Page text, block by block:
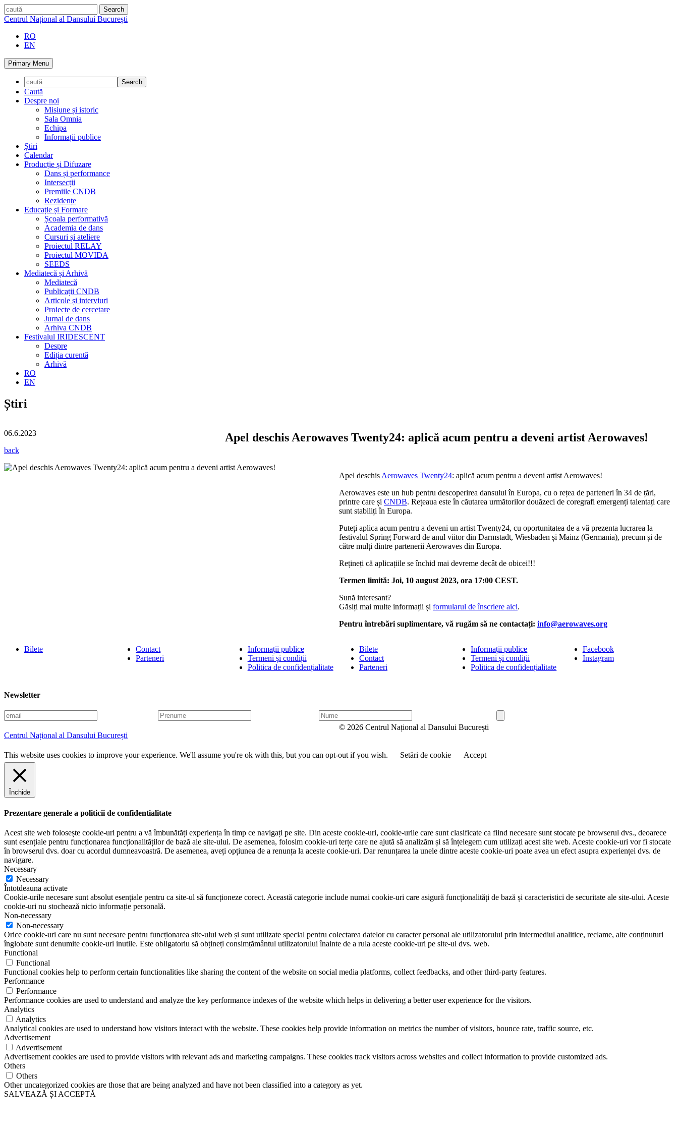
Skip
to
caută
Centrul Național al Dansului București
RO
EN
Primary Menu
Caută
Despre noi
Misiune și istoric
Sala Omnia
Echipa
Informații publice
Știri
Calendar
Producție și Difuzare
Dans și performance
Intersecții
Premiile CNDB
Rezidențe
Educație și Formare
Școala performativă
Academia de dans
Cursuri și ateliere
Proiectul RELAY
Proiectul MOVIDA
SEEDS
Mediatecă și Arhivă
Mediatecă
Publicații CNDB
Articole și interviuri
Proiecte de cercetare
Jurnal de dans
Arhiva CNDB
Festivalul IRIDESCENT
Despre
Ediția curentă
Arhivă
RO
EN
Știri
06.6.2023
back
Apel deschis Aerowaves Twenty24: aplică acum pentru a deveni artist Aerowaves!
Apel deschis Aerowaves Twenty24: aplică acum pentru a deveni artist Aerowaves!
Aerowaves este un hub pentru descoperirea dansului în Europa, cu o rețea de parteneri în 34 de țări,
printre care și CNDB. Rețeaua este în căutarea următorilor douăzeci de coregrafi emergenți talentați care
sunt stabiliți în Europa.
Puteți aplica acum pentru a deveni un artist Twenty24, cu oportunitatea de a vă prezenta lucrarea la
festivalul Spring Forward de anul viitor din Darmstadt, Wiesbaden și Mainz (Germania), precum și de
către mulți dintre partenerii Aerowaves din Europa.
Rețineți că aplicațiile se închid mai devreme decât de obicei!!!
Termen limită: Joi, 10 august 2023, ora 17:00 CEST.
Sună interesant?
Găsiți mai multe informații și formularul de înscriere aici.
Pentru întrebări suplimentare, vă rugăm să ne contactați: info@aerowaves.org
Bilete
Contact
Parteneri
Informații publice
Termeni și condiții
Politica de confidențialitate
Bilete
Contact
Parteneri
Informații publice
Termeni și condiții
Politica de confidențialitate
Facebook
Instagram
Newsletter
E
m
a
i
l
P
r
u
m
N
u
Centrul Național al Dansului București
© 2026 Centrul Național al Dansului București
This website uses cookies to improve your experience. We'll assume you're ok with this, but you can opt-out if you wish. Setări de cookie Accept
Închide
Prezentare generale a politicii de confidentialitate
Acest site web folosește cookie-uri pentru a vă îmbunătăți experiența în timp ce navigați pe site. Din aceste cookie-uri, cookie-urile care sunt clasificate ca fiind necesare sunt stocate pe browserul dvs., deoarece
sunt esențiale pentru funcționarea funcționalităților de bază ale site-ului. De asemenea, folosim cookie-uri terțe care ne ajută să analizăm și să înțelegem cum utilizați acest site web. Aceste cookie-uri vor fi stocate
în browserul dvs. doar cu acordul dumneavoastră. De asemenea, aveți opțiunea de a renunța la aceste cookie-uri. Dar renunțarea la unele dintre aceste cookie-uri poate avea un efect asupra experienței dvs. de
navigare.
Necessary
Necessary
Întotdeauna activate
Cookie-urile necesare sunt absolut esențiale pentru ca site-ul să funcționeze corect. Această categorie include numai cookie-uri care asigură funcționalități de bază și caracteristici de securitate ale site-ului. Aceste
cookie-uri nu stochează nicio informație personală.
Non-necessary
Non-necessary
Orice cookie-uri care nu sunt necesare pentru funcționarea site-ului web și sunt utilizate special pentru colectarea datelor cu caracter personal ale utilizatorului prin intermediul analitice, reclame, alte conținuturi
înglobate sunt denumite cookie-uri inutile. Este obligatoriu să obțineți consimțământul utilizatorului înainte de a rula aceste cookie-uri pe site-ul dvs. web.
Functional
Functional
Functional cookies help to perform certain functionalities like sharing the content of the website on social media platforms, collect feedbacks, and other third-party features.
Performance
Performance
Performance cookies are used to understand and analyze the key performance indexes of the website which helps in delivering a better user experience for the visitors.
Analytics
Analytics
Analytical cookies are used to understand how visitors interact with the website. These cookies help provide information on metrics the number of visitors, bounce rate, traffic source, etc.
Advertisement
Advertisement
Advertisement cookies are used to provide visitors with relevant ads and marketing campaigns. These cookies track visitors across websites and collect information to provide customized ads.
Others
Others
Other uncategorized cookies are those that are being analyzed and have not been classified into a category as yet.
SALVEAZĂ ȘI ACCEPTĂ